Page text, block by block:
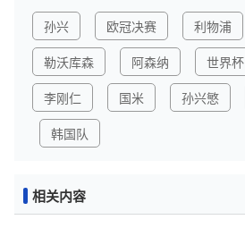
孙兴 欧冠决赛 利物浦
勒沃库森
阿森纳 世界杯
李刚仁
国米 孙兴慜
韩国队
相关内容